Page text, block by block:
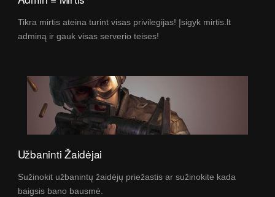
Tikra mirtis ateina turint visas privilegijas! Įsigyk mirtis.lt
adminą ir gauk visas serverio teises!
Užbaninti Žaidėjai
Sužinokit užbanintų žaidėjų priežastis ar sužinokite kada
baigsis bano bausmė.